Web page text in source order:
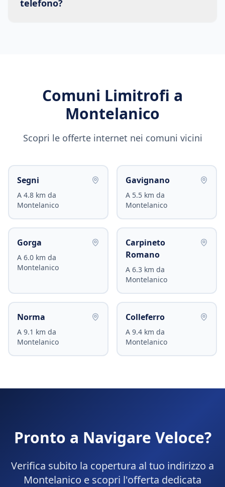
telefono?
Comuni Limitrofi a
Montelanico
Scopri le offerte internet nei comuni vicini
Segni
A 4.8 km da
Montelanico
Gavignano
A 5.5 km da
Montelanico
Gorga
A 6.0 km da
Montelanico
Carpineto
Romano
A 6.3 km da
Montelanico
Norma
A 9.1 km da
Montelanico
Colleferro
A 9.4 km da
Montelanico
Pronto a Navigare Veloce?
Verifica subito la copertura al tuo indirizzo a
Montelanico e scopri l'offerta dedicata